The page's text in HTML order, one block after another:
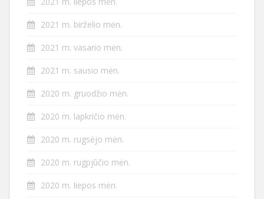
2021 m. birželio mėn.
2021 m. vasario mėn.
2021 m. sausio mėn.
2020 m. gruodžio mėn.
2020 m. lapkričio mėn.
2020 m. rugsėjo mėn.
2020 m. rugpjūčio mėn.
2020 m. liepos mėn.